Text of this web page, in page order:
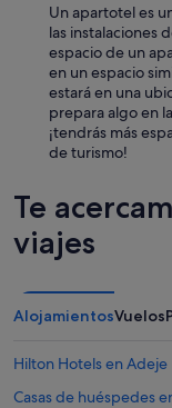
Un apartotel es
las instalaciones
espacio de un
en un espacio
estará en una
prepara algo en
¡tendrás más
de turismo!
Te
viajes
AlojamientosVuelos
Hilton Hotels en Adeje
Casas de huéspedes